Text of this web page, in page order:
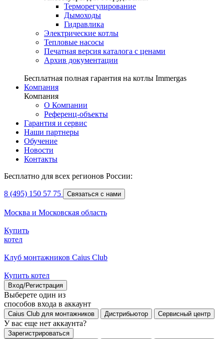
Терморегулирование
Дымоходы
Гидравлика
Электрические котлы
Тепловые насосы
Печатная версия каталога с ценами
Архив документации
Бесплатная полная гарантия на котлы Immergas
Компания
Компания
О Компании
Референц-объекты
Гарантия и сервис
Наши партнеры
Обучение
Новости
Контакты
Бесплатно для всех регионов России:
8 (495) 150 57 75 Связаться с нами
Москва и Московская область
Купить
котел
Клуб монтажников Caius Club
Купить котел
Вход/Регистрация
Выберете один из
способов входа в аккаунт
Caius Club для монтажников Дистрибьютор Сервисный центр
У вас еще нет аккаунта?
Зарегистрироваться